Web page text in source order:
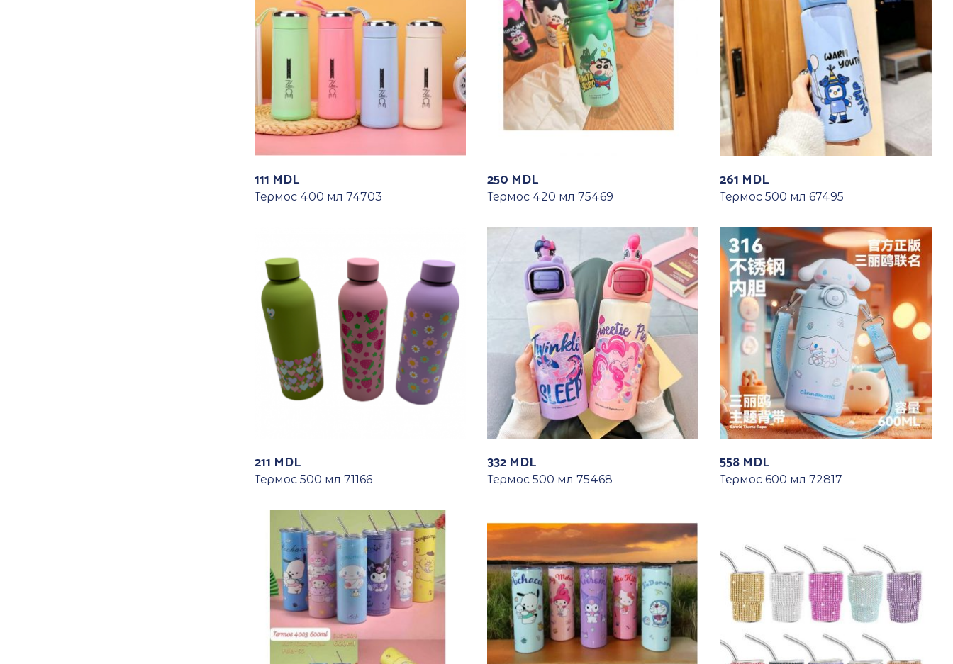
111 MDL
Термос 400 мл 74703
250 MDL
Термос 420 мл 75469
261 MDL
Термос 500 мл 67495
211 MDL
Термос 500 мл 71166
332 MDL
Термос 500 мл 75468
558 MDL
Термос 600 мл 72817